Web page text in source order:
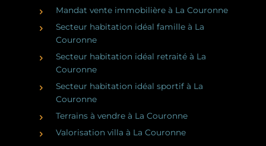
Mandat vente immobilière à La Couronne
Secteur habitation idéal famille à La
Couronne
Secteur habitation idéal retraité à La
Couronne
Secteur habitation idéal sportif à La
Couronne
Terrains à vendre à La Couronne
Valorisation villa à La Couronne